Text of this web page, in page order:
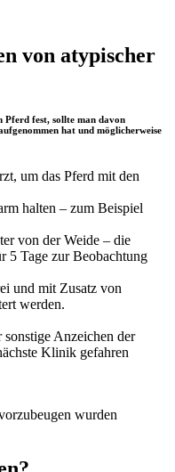
von atypischer
Pferd fest, sollte man davon
hat und möglicherweise
um das Pferd mit den
halten – zum Beispiel
von der Weide – die
5 Tage zur Beobachtung
und mit Zusatz von
werden.
Anzeichen der
Klinik gefahren
wurden